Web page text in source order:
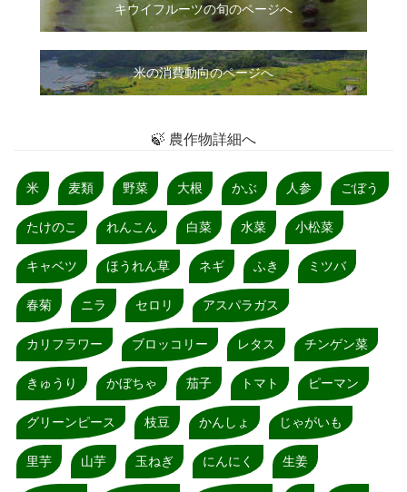
キウイフルーツの旬のページへ
米の消費動向のページへ
🍃 農作物詳細へ
米 麦類 野菜 大根 かぶ 人参 ごぼう
たけのこ れんこん 白菜 水菜 小松菜
キャベツ ほうれん草 ネギ ふき ミツバ
春菊 ニラ セロリ アスパラガス
カリフラワー ブロッコリー レタス チンゲン菜
きゅうり かぼちゃ 茄子 トマト ピーマン
グリーンピース 枝豆 かんしょ じゃがいも
里芋 山芋 玉ねぎ にんにく 生姜